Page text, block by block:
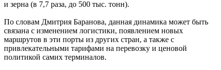
и зерна (в 7,7 раза, до 500 тыс. тонн).
По словам Дмитрия Баранова, данная динамика может быть
связана с изменением логистики, появлением новых
маршрутов в эти порты из других стран, а также с
привлекательными тарифами на перевозку и ценовой
политикой самих терминалов.